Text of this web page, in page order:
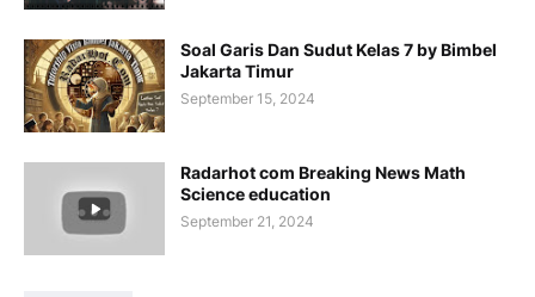
Soal Garis Dan Sudut Kelas 7 by Bimbel
Jakarta Timur
September 15, 2024
Radarhot com Breaking News Math
Science education
September 21, 2024